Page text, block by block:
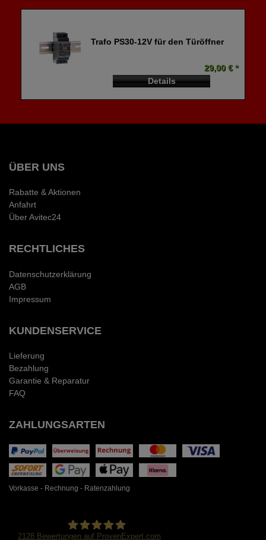
Trafo PS30-12V für den Türöffner
29,00 € *
Details
ÜBER UNS
Rabatte & Aktionen
Anfahrt
Über Avitec24
RECHTLICHES
Datenschutzerklärung
AGB
Impressum
KUNDENSERVICE
Lieferung
Bezahlung
Garantie & Reparatur
FAQ
ZAHLUNGSARTEN
Vorkasse - Rechnung - Ratenzahlung
2128 Bewertungen auf ProvenExpert.com